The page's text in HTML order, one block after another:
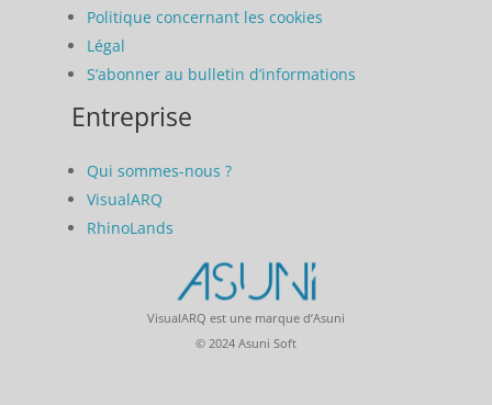
Politique concernant les cookies
Légal
S’abonner au bulletin d’informations
Entreprise
Qui sommes-nous ?
VisualARQ
RhinoLands
VisualARQ est une marque d’Asuni
© 2024 Asuni Soft